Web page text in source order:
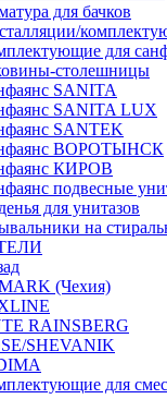
для бачков
для
столешницы
SANITA
SANITA LUX
SANTEK
ВОРОТЫНСК
КИРОВ
подвесные
для унитазов
на
(Чехия)
RAINSBERG
SHEVANIK
для